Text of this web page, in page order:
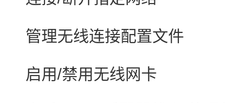
管理无线连接配置文件
启用/禁用无线网卡